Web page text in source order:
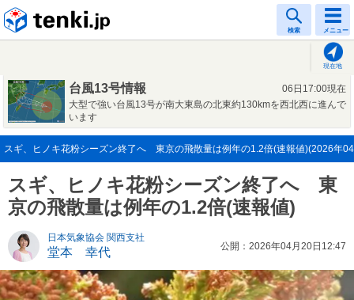
検索 メニュー
現在地
台風13号情報
06日17:00現在
大型で強い台風13号が南大東島の北東約130kmを西北西に進んで
います
スギ、ヒノキ花粉シーズン終了へ 東京の飛散量は例年の1.2倍(速報値)(2026年
スギ、ヒノキ花粉シーズン終了へ 東
京の飛散量は例年の1.2倍(速報値)
日本気象協会 関西支社
堂本 幸代 公開：2026年04月20日12:47